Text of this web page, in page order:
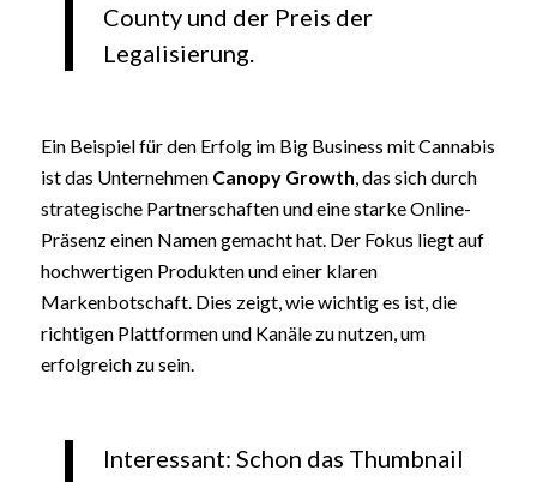
County und der Preis der
Legalisierung.
Ein Beispiel für den Erfolg im Big Business mit Cannabis
ist das Unternehmen Canopy Growth , das sich durch
strategische Partnerschaften und eine starke Online-
Präsenz einen Namen gemacht hat. Der Fokus liegt auf
hochwertigen Produkten und einer klaren
Markenbotschaft. Dies zeigt, wie wichtig es ist, die
richtigen Plattformen und Kanäle zu nutzen, um
erfolgreich zu sein.
Interessant: Schon das Thumbnail